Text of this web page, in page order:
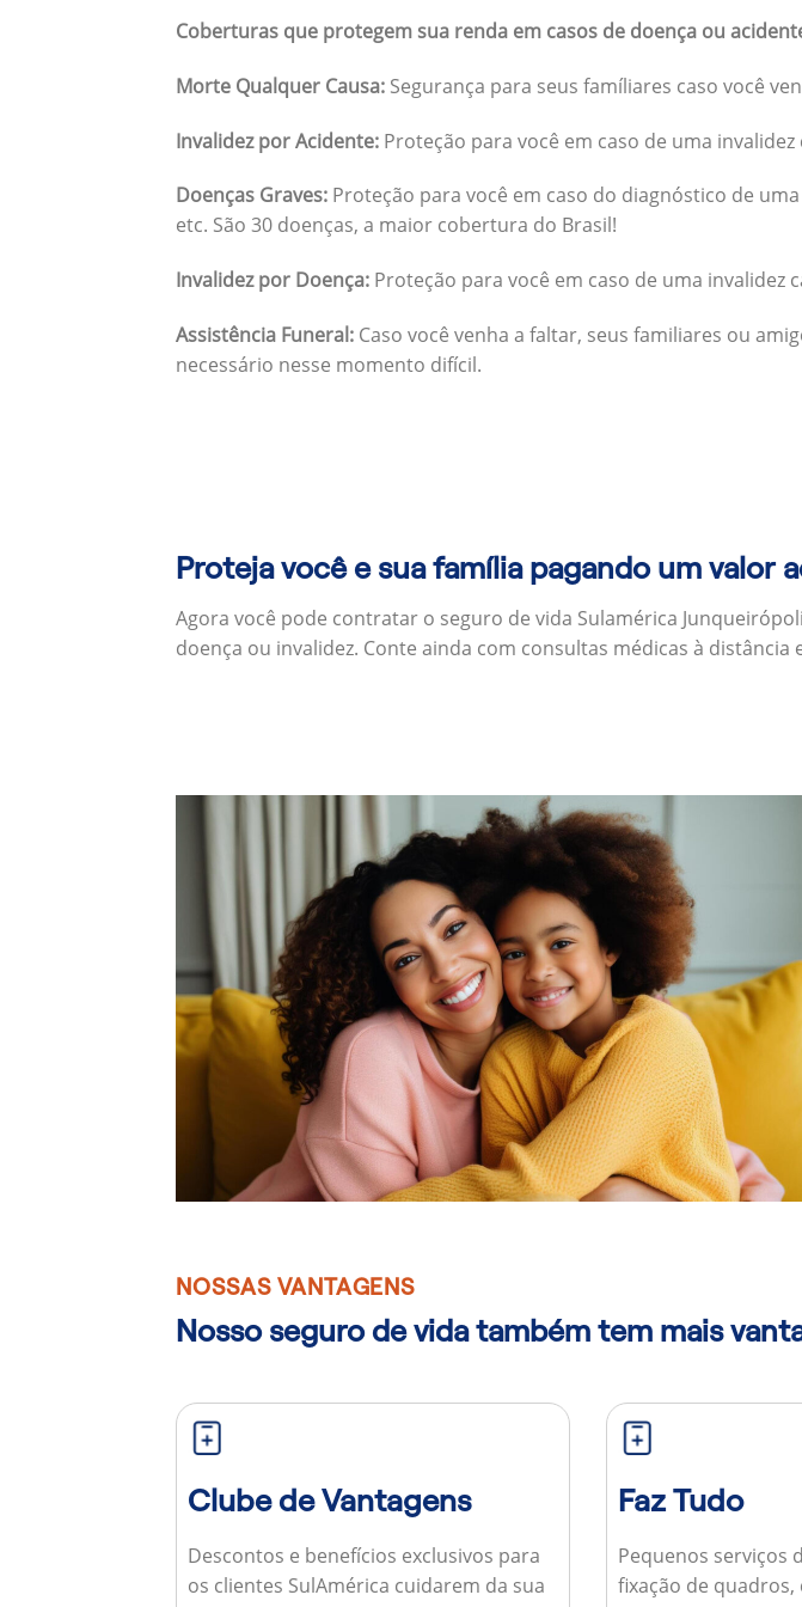
Coberturas que protegem sua renda em casos de doença ou
Morte Qualquer Causa: Segurança para seus famíliares caso você
Invalidez por Acidente: Proteção para você em caso de uma
Doenças Graves: Proteção para você em caso do diagnóstico de
etc. São 30 doenças, a maior cobertura do Brasil!
Invalidez por Doença: Proteção para você em caso de uma invalidez
Assistência Funeral: Caso você venha a faltar, seus familiares ou
necessário nesse momento difícil.
Proteja você e sua família pagando um valor
Agora você pode contratar o seguro de vida Sulamérica
doença ou invalidez. Conte ainda com consultas médicas à
NOSSAS VANTAGENS
Nosso seguro de vida também tem mais
Clube de Vantagens
Descontos e benefícios exclusivos para
os clientes SulAmérica cuidarem da sua
Faz Tudo
Pequenos serviços
fixação de